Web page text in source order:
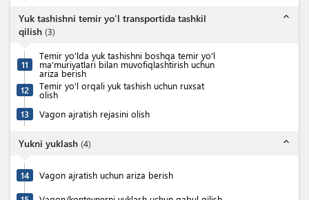
Yuk tashishni temir yo'l transportida tashkil
qilish (3)
expand_less
11
Temir yo'lda yuk tashishni boshqa temir yo'l
ma'muriyatlari bilan muvofiqlashtirish uchun
ariza berish
12
Temir yo'l orqali yuk tashish uchun ruxsat
olish
13
Vagon ajratish rejasini olish
Yukni yuklash (4) expand_less
14 Vagon ajratish uchun ariza berish